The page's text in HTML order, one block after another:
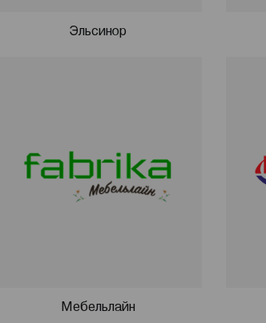
и творчества очень разным людям.
Эльсинор
Мебельлайн